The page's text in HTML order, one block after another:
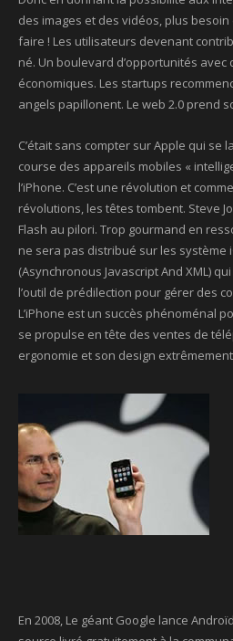
des images et des vidéos, plus
faire ! Les utilisateurs devenant
né. Un boulevard d’opportunités
économiques. Les startups
angels papillonent. Le web 2.0 prend
C’était sans compter sur Apple qui se
course des appareils mobiles «
l’iPhone. C’est une révolution et
révolutions, les têtes tombent. Steve
Flash au pilori. Trop gourmand en
ne sera pas distribué sur les système
(Asynchronous Javascript And XML)
l’outil de prédilection pour gérer des
L’iPhone est un succès phénoménal
se propulse en tête des ventes de
ergonomie et son design
En 2008, Le géant Google lance